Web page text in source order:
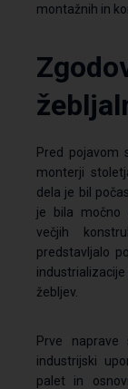
montažnih in
Pred pojavom
monterji
dela je bil
je bila močno
večjih
predstavljalo
žebljev.
Prve naprave
industrijski
palet in